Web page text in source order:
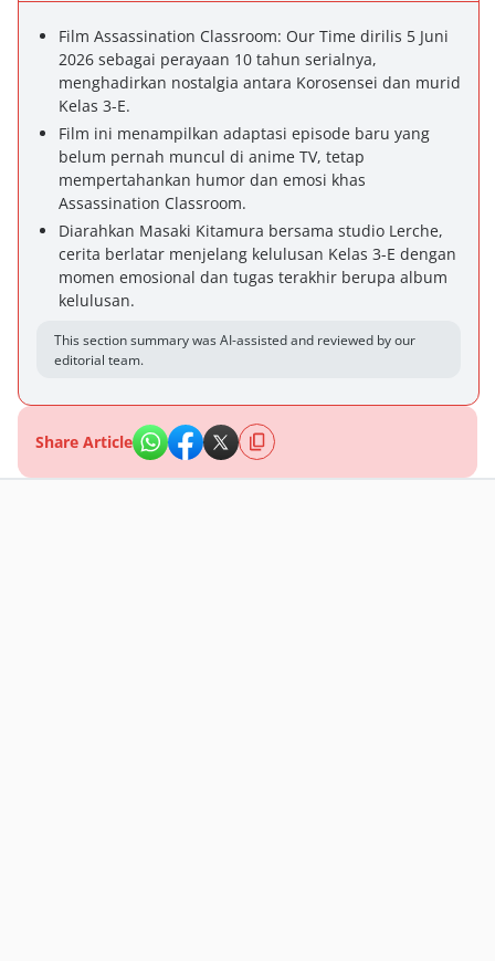
Film Assassination Classroom: Our Time dirilis 5 Juni
2026 sebagai perayaan 10 tahun serialnya,
menghadirkan nostalgia antara Korosensei dan murid
Kelas 3-E.
Film ini menampilkan adaptasi episode baru yang
belum pernah muncul di anime TV, tetap
mempertahankan humor dan emosi khas
Assassination Classroom.
Diarahkan Masaki Kitamura bersama studio Lerche,
cerita berlatar menjelang kelulusan Kelas 3-E dengan
momen emosional dan tugas terakhir berupa album
kelulusan.
This section summary was AI-assisted and reviewed by our
editorial team.
Share Article